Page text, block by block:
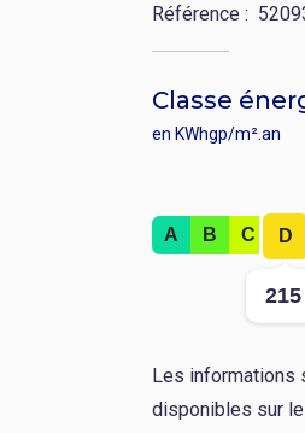
Référence
Classe
en KWhgp/m².an
Rang
A B C D
215
Les informations
disponibles sur